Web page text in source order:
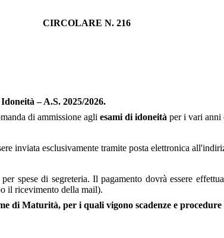
CIRCOLARE N. 216
– A.S. 2025/2026.
di ammissione agli esami di idoneità per i vari anni
inviata esclusivamente tramite posta elettronica
per spese di segreteria. Il pagamento dovrà essere
il ricevimento della mail).
di Maturità, per i quali vigono scadenze e